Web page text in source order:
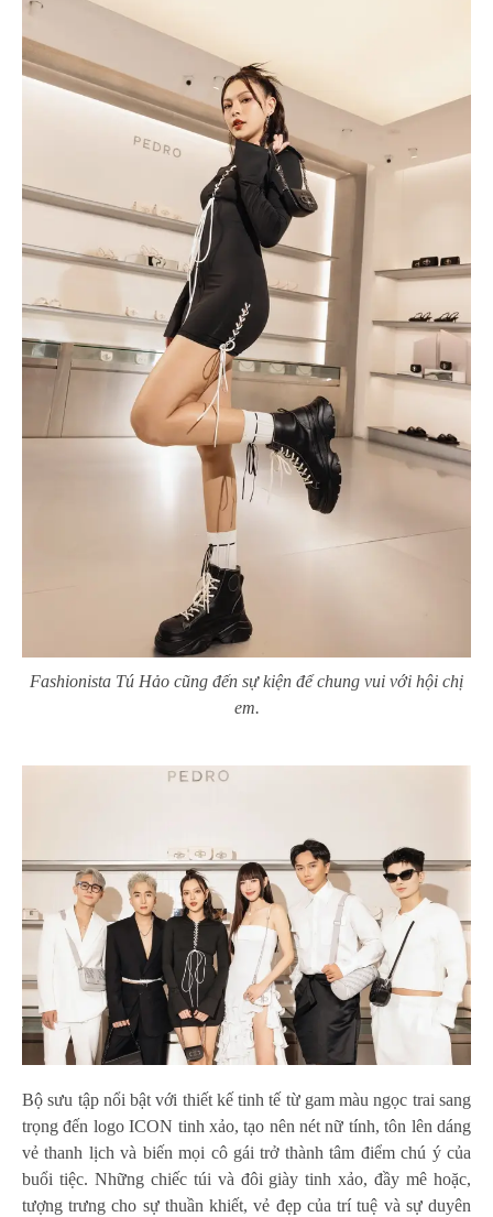
Fashionista Tú Hảo cũng đến sự kiện để chung vui với hội chị
em.
Bộ sưu tập nổi bật với thiết kế tinh tế từ gam màu ngọc trai sang
trọng đến logo ICON tinh xảo, tạo nên nét nữ tính, tôn lên dáng
vẻ thanh lịch và biến mọi cô gái trở thành tâm điểm chú ý của
buổi tiệc. Những chiếc túi và đôi giày tinh xảo, đầy mê hoặc,
tượng trưng cho sự thuần khiết, vẻ đẹp của trí tuệ và sự duyên